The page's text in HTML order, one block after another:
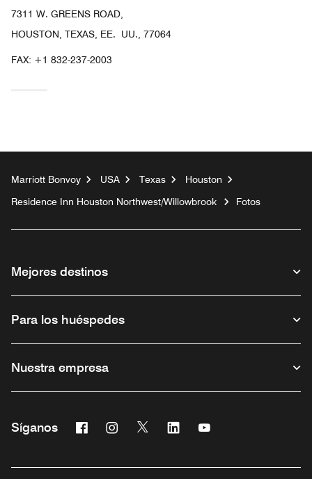
7311 W. GREENS ROAD,
HOUSTON, TEXAS, EE. UU., 77064
FAX: +1 832-237-2003
Marriott Bonvoy USA Texas
Houston
Residence Inn Houston Northwest/Willowbrook
Fotos
Mejores destinos
Para los huéspedes
Nuestra empresa
Síganos Facebook
Abre una ventana nueva
Instagram
Abre una ventana nueva
Twitter
Abre una ventana nueva
Linkedin
Abre una ventana nueva
Abre una ventana